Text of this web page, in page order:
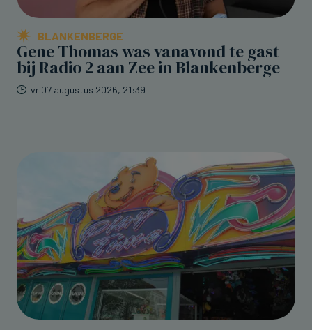
BLANKENBERGE
Gene Thomas was vanavond te gast
bij Radio 2 aan Zee in Blankenberge
vr 07 augustus 2026, 21:39